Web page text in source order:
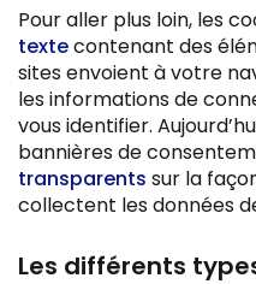
Pour aller plus loin, les
textecontenant des
sites envoient à votre
les informations de
vous identifier.
bannières de
transparents sur la
collectent les données
Les différents